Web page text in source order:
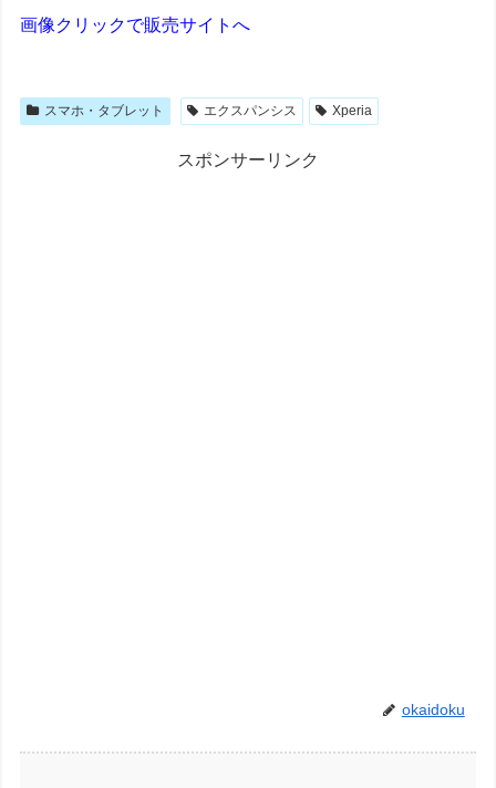
画像クリックで販売サイトへ
スマホ・タブレット エクスパンシス Xperia
スポンサーリンク
okaidoku